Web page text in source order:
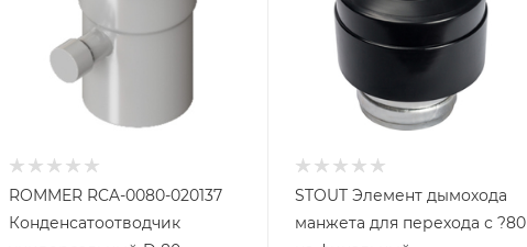
ROMMER RCA-0080-020137
Конденсатоотводчик
STOUT Элемент дымохода
манжета для перехода с ?80